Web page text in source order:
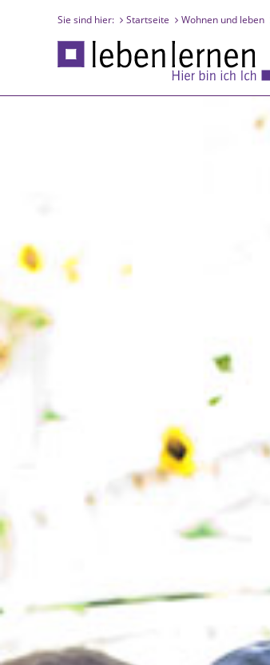
Sie sind hier: Startseite Wohnen und leben